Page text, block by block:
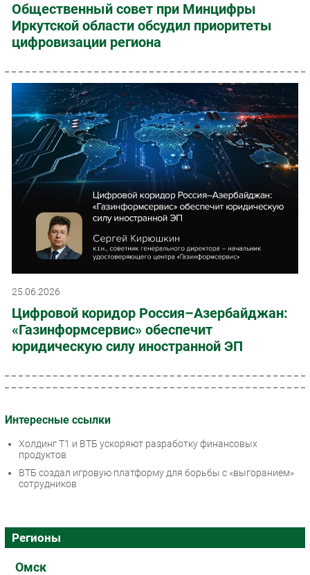
Общественный совет при Минцифры
Иркутской области обсудил приоритеты
цифровизации региона
25.06.2026
Цифровой коридор Россия–Азербайджан:
«Газинформсервис» обеспечит
юридическую силу иностранной ЭП
Интересные ссылки
Холдинг Т1 и ВТБ ускоряют разработку финансовых
продуктов
ВТБ создал игровую платформу для борьбы с «выгоранием»
сотрудников
Регионы
Омск